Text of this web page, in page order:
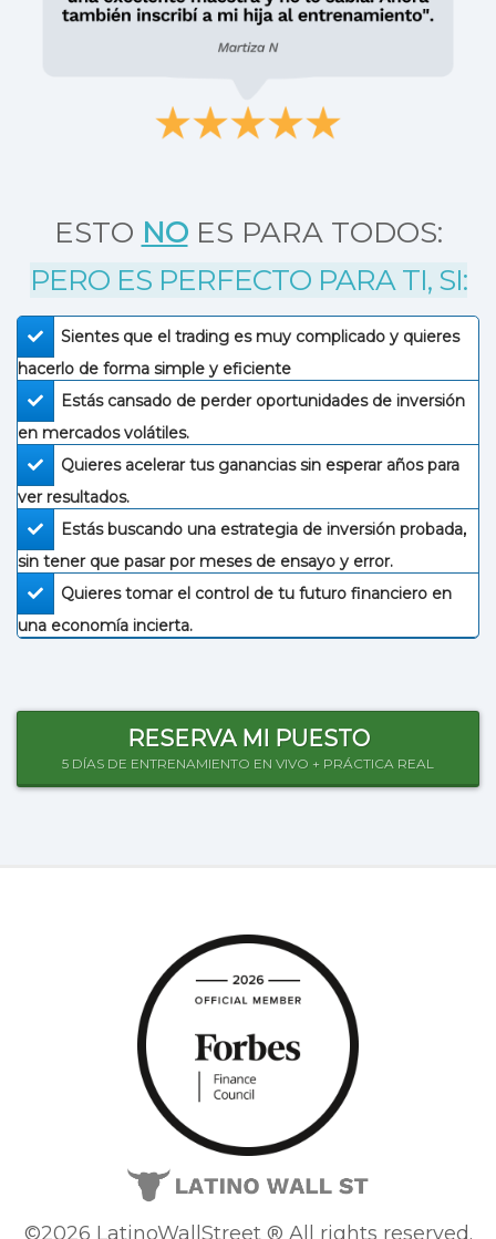
ESTO NOES PARA TODOS:
PERO ES PERFECTO PARA TI, SI:
Sientes que el trading es muy complicado y quieres
hacerlo de forma simple y eficiente
Estás cansado de perder oportunidades de inversión
en mercados volátiles.
​Quieres acelerar tus ganancias sin esperar años para
ver resultados.
Estás buscando una estrategia de inversión probada,
sin tener que pasar por meses de ensayo y error.
​Quieres tomar el control de tu futuro financiero en
una economía incierta.
RESERVA MI PUESTO
5 DÍAS DE ENTRENAMIENTO EN VIVO + PRÁCTICA REAL
©2026 LatinoWallStreet ® All rights reserved.